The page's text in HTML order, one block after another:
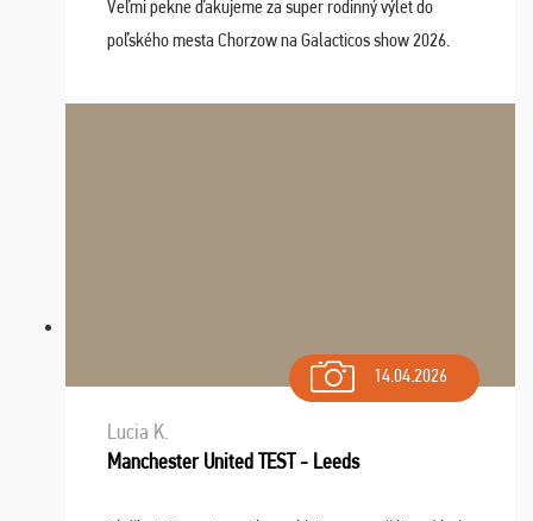
Veľmi pekne ďakujeme za super rodinný výlet do
poľského mesta Chorzow na Galacticos show 2026.
Navštívili sme aj zábavný park Legendia, previe ...
14.04.2026
Lucia K.
Manchester United TEST - Leeds